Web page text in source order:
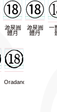
源泉圓
體月
源泉圓
體丹
一
Oradano